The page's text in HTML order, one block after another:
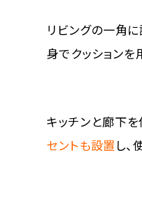
リビングの一角
身でクッションを
キッチンと廊下を
セントも設置 し